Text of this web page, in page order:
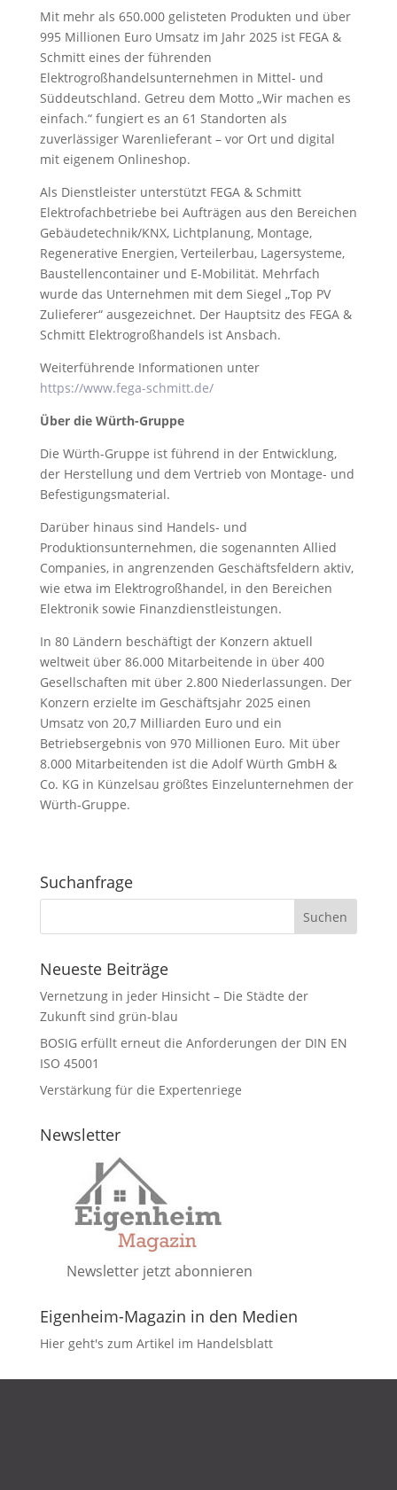
Mit mehr als 650.000 gelisteten Produkten und über
995 Millionen Euro Umsatz im Jahr 2025 ist FEGA &
Schmitt eines der führenden
Elektrogroßhandelsunternehmen in Mittel- und
Süddeutschland. Getreu dem Motto „Wir machen es
einfach.“ fungiert es an 61 Standorten als
zuverlässiger Warenlieferant – vor Ort und digital
mit eigenem Onlineshop.
Als Dienstleister unterstützt FEGA & Schmitt
Elektrofachbetriebe bei Aufträgen aus den Bereichen
Gebäudetechnik/KNX, Lichtplanung, Montage,
Regenerative Energien, Verteilerbau, Lagersysteme,
Baustellencontainer und E-Mobilität. Mehrfach
wurde das Unternehmen mit dem Siegel „Top PV
Zulieferer“ ausgezeichnet. Der Hauptsitz des FEGA &
Schmitt Elektrogroßhandels ist Ansbach.
Weiterführende Informationen unter
https://www.fega-schmitt.de/
Über die Würth-Gruppe
Die Würth-Gruppe ist führend in der Entwicklung,
der Herstellung und dem Vertrieb von Montage- und
Befestigungsmaterial.
Darüber hinaus sind Handels- und
Produktionsunternehmen, die sogenannten Allied
Companies, in angrenzenden Geschäftsfeldern aktiv,
wie etwa im Elektrogroßhandel, in den Bereichen
Elektronik sowie Finanzdienstleistungen.
In 80 Ländern beschäftigt der Konzern aktuell
weltweit über 86.000 Mitarbeitende in über 400
Gesellschaften mit über 2.800 Niederlassungen. Der
Konzern erzielte im Geschäftsjahr 2025 einen
Umsatz von 20,7 Milliarden Euro und ein
Betriebsergebnis von 970 Millionen Euro. Mit über
8.000 Mitarbeitenden ist die Adolf Würth GmbH &
Co. KG in Künzelsau größtes Einzelunternehmen der
Würth-Gruppe.
Suchanfrage
Neueste Beiträge
Vernetzung in jeder Hinsicht – Die Städte der
Zukunft sind grün-blau
BOSIG erfüllt erneut die Anforderungen der DIN EN
ISO 45001
Verstärkung für die Expertenriege
Newsletter
Newsletter jetzt abonnieren
Eigenheim-Magazin in den Medien
Hier geht's zum Artikel im Handelsblatt
DATENSCHUTZ